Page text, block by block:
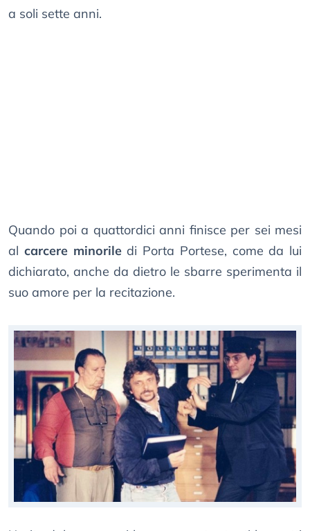
a soli sette anni.
Quando poi a quattordici anni finisce per sei mesi
al carcere minoriledi Porta Portese, come da lui
dichiarato, anche da dietro le sbarre sperimenta il
suo amore per la recitazione.